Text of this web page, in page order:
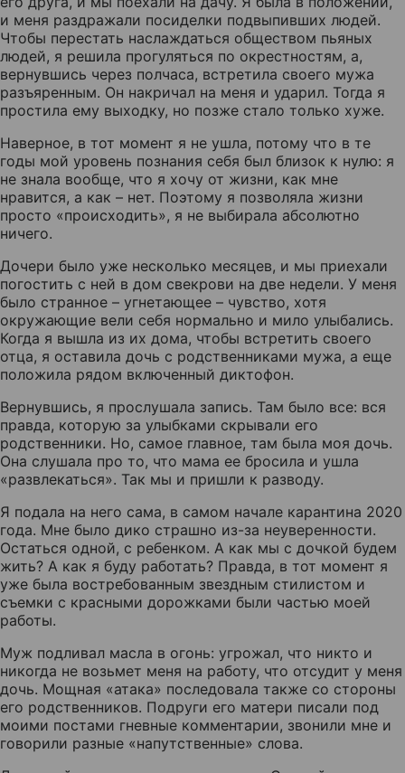
и меня раздражали посиделки подвыпивших людей.
Чтобы перестать наслаждаться обществом пьяных
людей, я решила прогуляться по окрестностям, а,
вернувшись через полчаса, встретила своего мужа
разъяренным. Он накричал на меня и ударил. Тогда я
простила ему выходку, но позже стало только хуже.
Наверное, в тот момент я не ушла, потому что в те
годы мой уровень познания себя был близок к нулю: я
не знала вообще, что я хочу от жизни, как мне
нравится, а как – нет. Поэтому я позволяла жизни
просто «происходить», я не выбирала абсолютно
ничего.
Дочери было уже несколько месяцев, и мы приехали
погостить с ней в дом свекрови на две недели. У меня
было странное – угнетающее – чувство, хотя
окружающие вели себя нормально и мило улыбались.
Когда я вышла из их дома, чтобы встретить своего
отца, я оставила дочь с родственниками мужа, а еще
положила рядом включенный диктофон.
Вернувшись, я прослушала запись. Там было все: вся
правда, которую за улыбками скрывали его
родственники. Но, самое главное, там была моя дочь.
Она слушала про то, что мама ее бросила и ушла
«развлекаться». Так мы и пришли к разводу.
Я подала на него сама, в самом начале карантина 2020
года. Мне было дико страшно из-за неуверенности.
Остаться одной, с ребенком. А как мы с дочкой будем
жить? А как я буду работать? Правда, в тот момент я
уже была востребованным звездным стилистом и
съемки с красными дорожками были частью моей
работы.
Муж подливал масла в огонь: угрожал, что никто и
никогда не возьмет меня на работу, что отсудит у меня
дочь. Мощная «атака» последовала также со стороны
его родственников. Подруги его матери писали под
моими постами гневные комментарии, звонили мне и
говорили разные «напутственные» слова.